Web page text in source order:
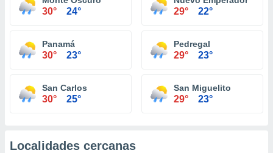
30° 24° 29° 22°
Panamá
30° 23°
Pedregal
29° 23°
San Carlos
30° 25°
San Miguelito
29° 23°
Localidades cercanas